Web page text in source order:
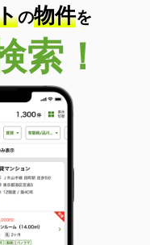
の物件を
索！